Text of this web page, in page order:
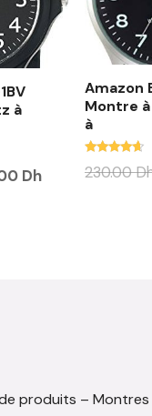
à
Dh
Amazon
Montre
à
4.38
230.00
produits – Montres